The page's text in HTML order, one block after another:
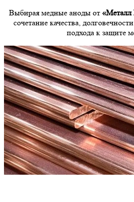
Выбирая медные аноды от
сочетание качества,
подхода к защите